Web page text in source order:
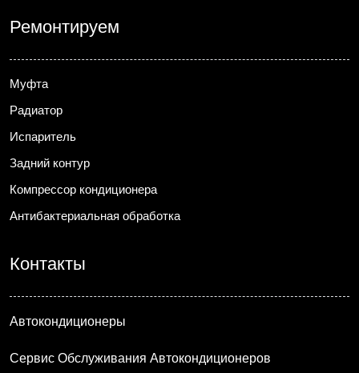
Ремонтируем
Муфта
Радиатор
Испаритель
Задний контур
Компрессор кондиционера
Антибактериальная обработка
Контакты
Автокондиционеры
Сервис Обслуживания Автокондиционеров